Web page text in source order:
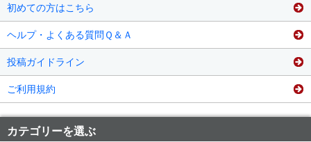
初めての方はこちら
ヘルプ・よくある質問Ｑ＆Ａ
投稿ガイドライン
ご利用規約
カテゴリーを選ぶ